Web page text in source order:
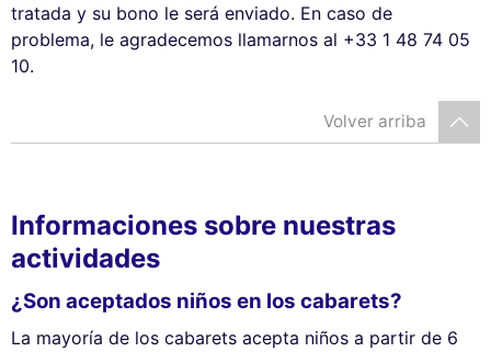
tratada y su bono le será enviado. En caso de
problema, le agradecemos llamarnos al +33 1 48 74 05
10.
Volver arriba
Informaciones sobre nuestras
actividades
¿Son aceptados niños en los cabarets?
La mayoría de los cabarets acepta niños a partir de 6